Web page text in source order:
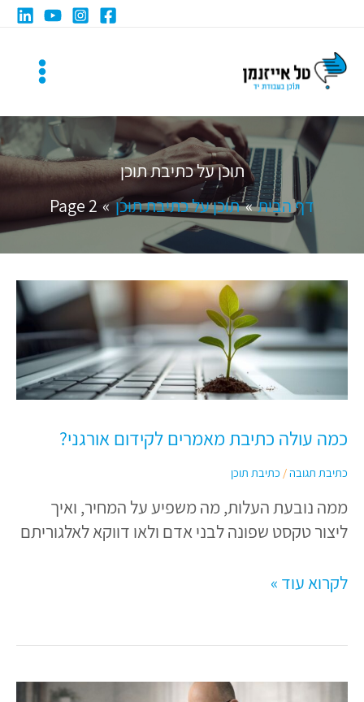
תוכן על כתיבת תוכן
דף הבית
תוכן על כתיבת תוכן Page 2
כמה עולה כתיבת מאמרים לקידום אורגני?
כתיבת תגובה/ כתיבת תוכן
ממה נובעת העלות, מה משפיע על המחיר, ואיך
ליצור טקסט שפונה לבני אדם ולאו דווקא לאלגוריתם
כמה
כתיבת
מאמרים
לקידום
לקרוא עוד »